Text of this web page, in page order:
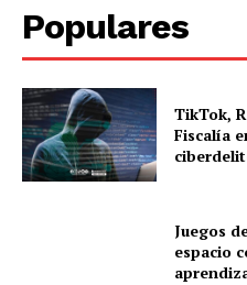
Populares
TikTok,
Fiscalía
Juegos
espacio